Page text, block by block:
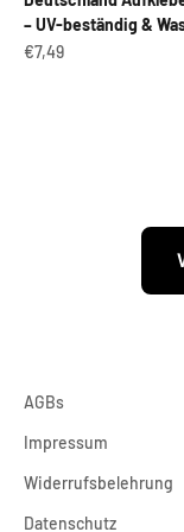
– UV-beständig &
Angebot
€7,49
AGBs
Impressum
Widerrufsbelehrung
Datenschutz